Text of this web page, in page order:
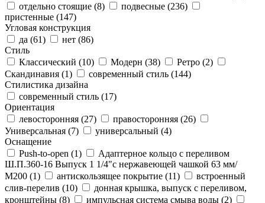
отдельно стоящие (8) подвесные (236)
пристенные (147)
Угловая конструкция
да (61) нет (86)
Стиль
Классический (10) Модерн (38) Ретро (2)
Скандинавия (1) современный стиль (144)
Стилистика дизайна
современный стиль (17)
Ориентация
левосторонняя (27) правосторонняя (26)
Универсальная (7) универсальный (4)
Оснащение
Push-to-open (1)
Адаптерное кольцо с переливом
Ш.П.360-16 Выпуск 1 1/4"с нержавеющей чашкой 63 мм/
М200 (1) антискользящее покрытие (11)
встроенный
слив-перелив (10)
донная крышка, выпуск с переливом,
кронштейны (8) импульсная система смыва воды (2)